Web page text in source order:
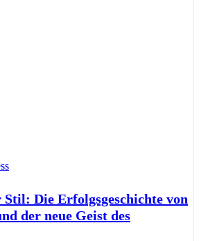
Die Erfolgsgeschichte von
der neue Geist des